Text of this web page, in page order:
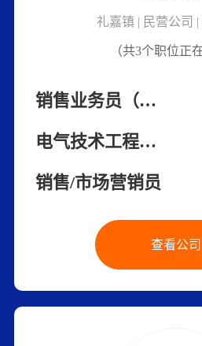
礼嘉镇 | 民营公司 |
（共3个职位正
销售业务员（电力成套设备方向）
电气技术工程师（高低压成套配电方向）
销售/市场营销员
查看公司